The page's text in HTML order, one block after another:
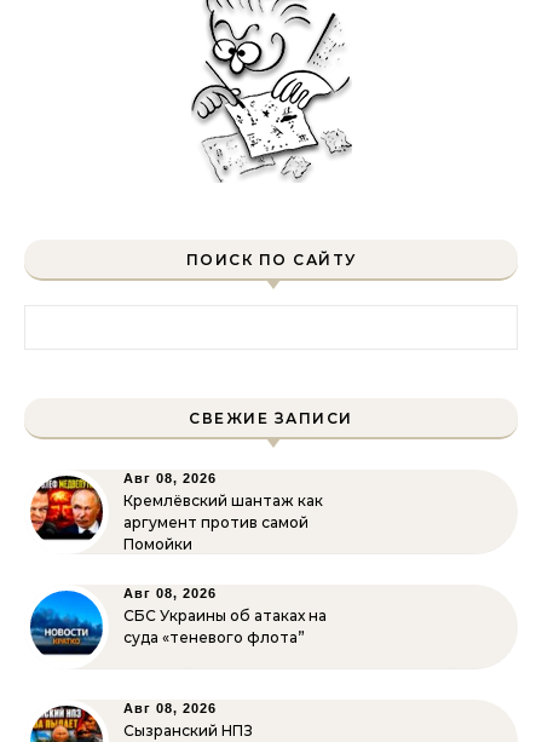
ПОИСК ПО САЙТУ
СВЕЖИЕ ЗАПИСИ
Авг 08, 2026
Кремлёвский шантаж как
аргумент против самой
Помойки
Авг 08, 2026
СБС Украины об атаках на
суда «теневого флота”
Авг 08, 2026
Сызранский НПЗ